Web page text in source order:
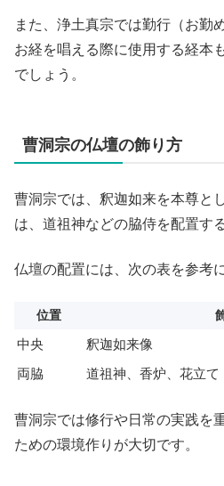
また、浄土真宗では勤行（お勤
お経を唱える際に使用する経本
でしょう。
曹洞宗の仏壇の飾り方
曹洞宗では、釈迦如来を本尊と
は、道祖神などの脇侍を配置す
仏壇の配置には、次の表を参考
位置
中央
釈迦如来像
両脇
道祖神、香炉、花立て
曹洞宗では修行や日常の実践を
ための環境作りが大切です。